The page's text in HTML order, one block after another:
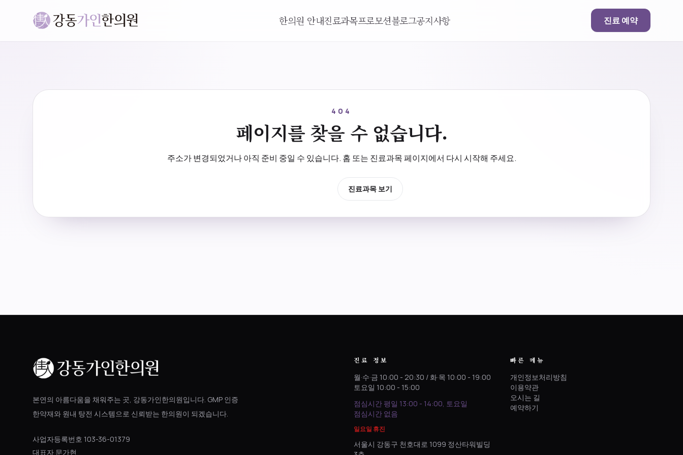
한의원 안내진료과목프로모션블로그공지사항 진료 예약
404
페이지를 찾을 수 없습니다.
주소가 변경되었거나 아직 준비 중일 수 있습니다. 홈 또는 진료과목 페이지에서 다시 시작해 주세요.
진료과목 보기
본연의 아름다움을 채워주는 곳, 강동가인한의원입니다. GMP 인증
한약재와 원내 탕전 시스템으로 신뢰받는 한의원이 되겠습니다.
사업자등록번호 103-36-01379
대표자 문가현
진료 정보
월·수·금 10:00 - 20:30 / 화·목 10:00 - 19:00
토요일 10:00 - 15:00
점심시간 평일 13:00 - 14:00, 토요일
점심시간 없음
일요일 휴진
서울시 강동구 천호대로 1099 정산타워빌딩
빠른 메뉴
개인정보처리방침
이용약관
오시는 길
예약하기